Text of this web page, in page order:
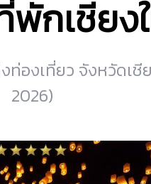
พักเชียง
ท่องเที่ยว จังหวัดเ
2026)